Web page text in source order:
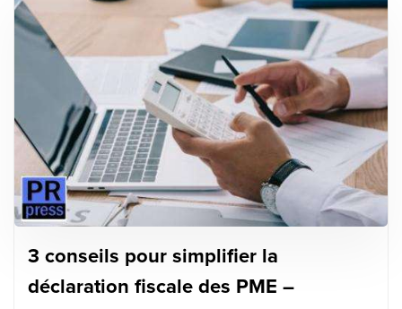
3 conseils pour simplifier la
déclaration fiscale des PME –